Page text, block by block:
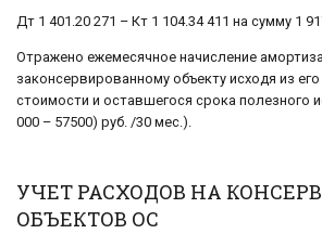
Дт 1 401.20 271 – Кт 1 104.34 411 на сумму 1
Отражено ежемесячное начисление
законсервированному объекту исходя из
стоимости и оставшегося срока полезного
000 – 57500) руб. /30 мес.).
УЧЕТ РАСХОДОВ НА
ОБЪЕКТОВ ОС